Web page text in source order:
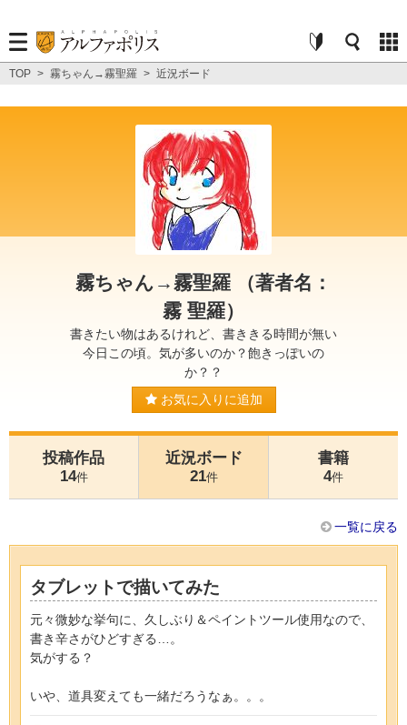
TOP > 霧ちゃん→霧聖羅 > 近況ボード
霧ちゃん→霧聖羅 （著者名：
霧 聖羅）
書きたい物はあるけれど、書ききる時間が無い
今日この頃。気が多いのか？飽きっぽいの
か？？
お気に入りに追加
投稿作品
14件
近況ボード
21件
書籍
4件
一覧に戻る
タブレットで描いてみた
元々微妙な挙句に、久しぶり＆ペイントツール使用なので、
書き辛さがひどすぎる…。
気がする？
いや、道具変えても一緒だろうなぁ。。。